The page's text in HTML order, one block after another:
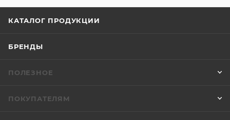
КАТАЛОГ ПРОДУКЦИИ
БРЕНДЫ
ПОЛЕЗНОЕ
ПОКУПАТЕЛЯМ